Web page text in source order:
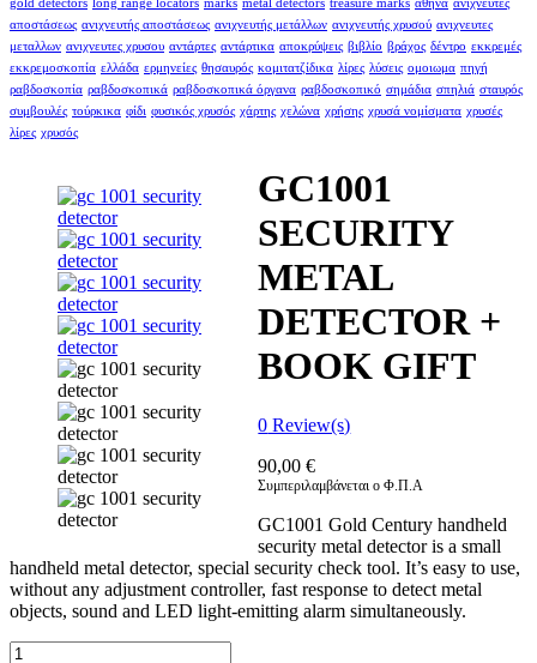
gold detectors long range locators marks metal detectors treasure marks αθήνα ανιχνευτές
αποστάσεως ανιχνευτής αποστάσεως ανιχνευτής μετάλλων ανιχνευτής χρυσού ανιχνευτες
μεταλλων ανιχνευτες χρυσου αντάρτες αντάρτικα αποκρύψεις βιβλίο βράχος δέντρο εκκρεμές
εκκρεμοσκοπία ελλάδα ερμηνείες θησαυρός κομιτατζίδικα λίρες λύσεις ομοιωμα πηγή
ραβδοσκοπία ραβδοσκοπικά ραβδοσκοπικά όργανα ραβδοσκοπικό σημάδια σπηλιά σταυρός
συμβουλές τούρκικα φίδι φυσικός χρυσός χάρτης χελώνα χρήσης χρυσά νομίσματα χρυσές
λίρες χρυσός
GC1001
SECURITY
METAL
DETECTOR +
BOOK GIFT
0 Review(s)
90,00€
Συμπεριλαμβάνεται ο Φ.Π.Α
GC1001 Gold Century handheld
security metal detector is a small
handheld metal detector, special security check tool. It’s easy to use,
without any adjustment controller, fast response to detect metal
objects, sound and LED light-emitting alarm simultaneously.
GC1001